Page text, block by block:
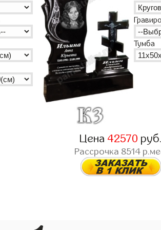
Тумба
Цена 42570 руб.
Рассрочка 8514